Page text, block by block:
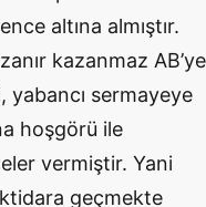
altına almıştır.
kazanmaz AB’ye
yabancı sermayeye
hoşgörü ile
vermiştir. Yani
geçmekte